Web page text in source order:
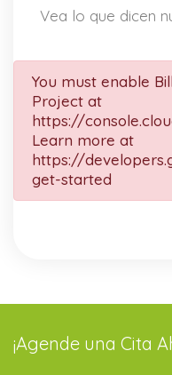
Vea lo que dicen
You must enable
Project at
https://
Learn more at
https://
get-started
¡Agende una Cita